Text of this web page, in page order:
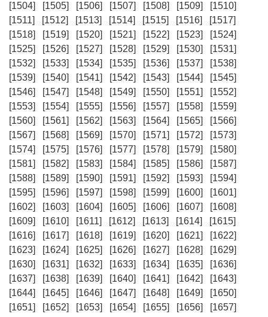
[1504]
[1505] [1506] [1507] [1508] [1509]
[1510]
[1511]
[1512] [1513] [1514] [1515] [1516]
[1517]
[1518]
[1519] [1520] [1521] [1522] [1523]
[1524]
[1525]
[1526] [1527] [1528] [1529] [1530]
[1531]
[1532]
[1533] [1534] [1535] [1536] [1537]
[1538]
[1539]
[1540] [1541] [1542] [1543] [1544]
[1545]
[1546]
[1547] [1548] [1549] [1550] [1551]
[1552]
[1553]
[1554] [1555] [1556] [1557] [1558]
[1559]
[1560]
[1561] [1562] [1563] [1564] [1565]
[1566]
[1567]
[1568] [1569] [1570] [1571] [1572]
[1573]
[1574]
[1575] [1576] [1577] [1578] [1579]
[1580]
[1581]
[1582] [1583] [1584] [1585] [1586]
[1587]
[1588]
[1589] [1590] [1591] [1592] [1593]
[1594]
[1595]
[1596] [1597] [1598] [1599] [1600]
[1601]
[1602]
[1603] [1604] [1605] [1606] [1607]
[1608]
[1609]
[1610] [1611] [1612] [1613] [1614]
[1615]
[1616]
[1617] [1618] [1619] [1620] [1621]
[1622]
[1623]
[1624] [1625] [1626] [1627] [1628]
[1629]
[1630]
[1631] [1632] [1633] [1634] [1635]
[1636]
[1637]
[1638] [1639] [1640] [1641] [1642]
[1643]
[1644]
[1645] [1646] [1647] [1648] [1649]
[1650]
[1651]
[1652] [1653] [1654] [1655] [1656]
[1657]